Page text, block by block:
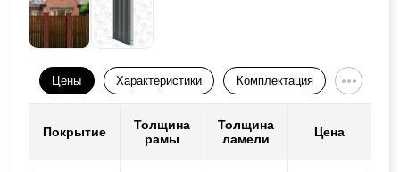
Цены Характеристики Комплектация
Покрытие
Толщина
рамы
Толщина
ламели
Цена